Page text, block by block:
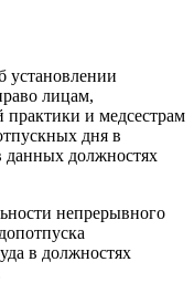
установлении
лицам,
и медсестрам
дня в
данных должностях
непрерывного
в должностях